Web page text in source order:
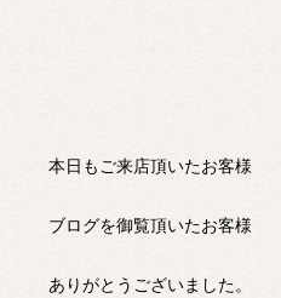
本日もご来店頂いたお客様
ブログを御覧頂いたお客様
ありがとうございました。